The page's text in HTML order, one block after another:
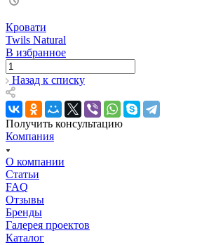
Кровати
Twils Natural
В избранное
Назад к списку
Получить консультацию
Компания
О компании
Статьи
FAQ
Отзывы
Бренды
Галерея проектов
Каталог